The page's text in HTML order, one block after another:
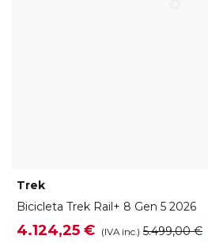
Trek
Bicicleta Trek Rail+ 8 Gen 5 2026
4.124,25 € (IVA inc.) 5.499,00 €